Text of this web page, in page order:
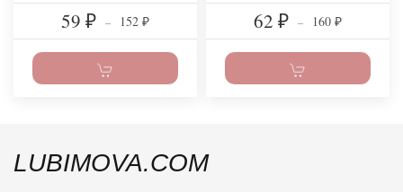
59 ₽ – 152 ₽ 62 ₽ – 160 ₽
LUBIMOVA.COM